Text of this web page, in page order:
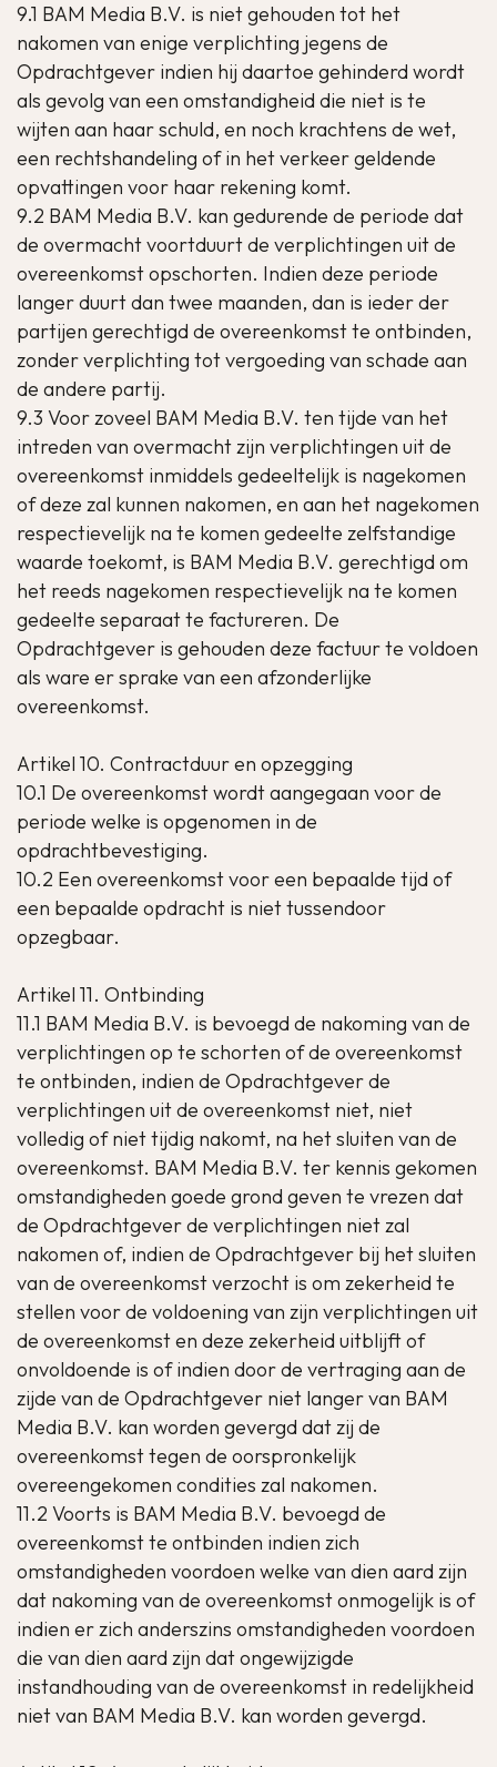
9.1 BAM Media B.V. is niet gehouden tot het
nakomen van enige verplichting jegens de
Opdrachtgever indien hij daartoe gehinderd wordt
als gevolg van een omstandigheid die niet is te
wijten aan haar schuld, en noch krachtens de wet,
een rechtshandeling of in het verkeer geldende
opvattingen voor haar rekening komt.
9.2 BAM Media B.V. kan gedurende de periode dat
de overmacht voortduurt de verplichtingen uit de
overeenkomst opschorten. Indien deze periode
langer duurt dan twee maanden, dan is ieder der
partijen gerechtigd de overeenkomst te ontbinden,
zonder verplichting tot vergoeding van schade aan
de andere partij.
9.3 Voor zoveel BAM Media B.V. ten tijde van het
intreden van overmacht zijn verplichtingen uit de
overeenkomst inmiddels gedeeltelijk is nagekomen
of deze zal kunnen nakomen, en aan het nagekomen
respectievelijk na te komen gedeelte zelfstandige
waarde toekomt, is BAM Media B.V. gerechtigd om
het reeds nagekomen respectievelijk na te komen
gedeelte separaat te factureren. De
Opdrachtgever is gehouden deze factuur te voldoen
als ware er sprake van een afzonderlijke
overeenkomst.
Artikel 10. Contractduur en opzegging
10.1 De overeenkomst wordt aangegaan voor de
periode welke is opgenomen in de
opdrachtbevestiging.
10.2 Een overeenkomst voor een bepaalde tijd of
een bepaalde opdracht is niet tussendoor
opzegbaar.
Artikel 11. Ontbinding
11.1 BAM Media B.V. is bevoegd de nakoming van de
verplichtingen op te schorten of de overeenkomst
te ontbinden, indien de Opdrachtgever de
verplichtingen uit de overeenkomst niet, niet
volledig of niet tijdig nakomt, na het sluiten van de
overeenkomst. BAM Media B.V. ter kennis gekomen
omstandigheden goede grond geven te vrezen dat
de Opdrachtgever de verplichtingen niet zal
nakomen of, indien de Opdrachtgever bij het sluiten
van de overeenkomst verzocht is om zekerheid te
stellen voor de voldoening van zijn verplichtingen uit
de overeenkomst en deze zekerheid uitblijft of
onvoldoende is of indien door de vertraging aan de
zijde van de Opdrachtgever niet langer van BAM
Media B.V. kan worden gevergd dat zij de
overeenkomst tegen de oorspronkelijk
overeengekomen condities zal nakomen.
11.2 Voorts is BAM Media B.V. bevoegd de
overeenkomst te ontbinden indien zich
omstandigheden voordoen welke van dien aard zijn
dat nakoming van de overeenkomst onmogelijk is of
indien er zich anderszins omstandigheden voordoen
die van dien aard zijn dat ongewijzigde
instandhouding van de overeenkomst in redelijkheid
niet van BAM Media B.V. kan worden gevergd.